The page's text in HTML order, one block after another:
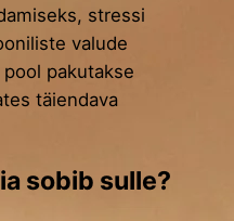
stressi
valude
pakutakse
täiendava
sobib sulle?